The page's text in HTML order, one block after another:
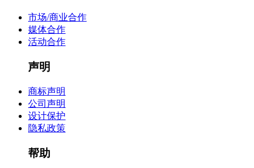
市场/商业合作
媒体合作
活动合作
声明
商标声明
公司声明
设计保护
隐私政策
帮助